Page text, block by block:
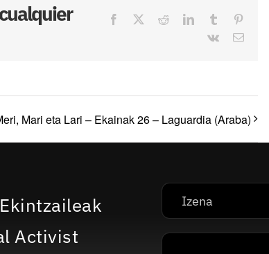
Facebook RedditLinkedInTumblr
Vk
Correo
Mari eta Lari – Ekainak 26 – Laguardia (Araba)
Activist